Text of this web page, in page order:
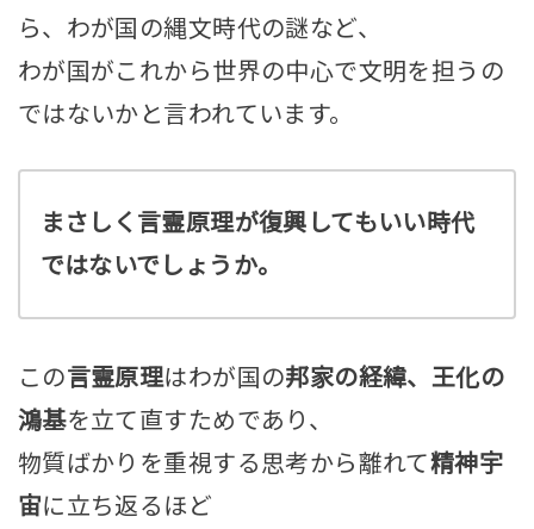
ら、わが国の縄文時代の謎など、
わが国がこれから世界の中心で文明を担うの
ではないかと言われています。
まさしく言霊原理が復興してもいい時代
ではないでしょうか。
この言霊原理はわが国の邦家の経緯、王化の
鴻基を立て直すためであり、
物質ばかりを重視する思考から離れて精神宇
宙に立ち返るほど